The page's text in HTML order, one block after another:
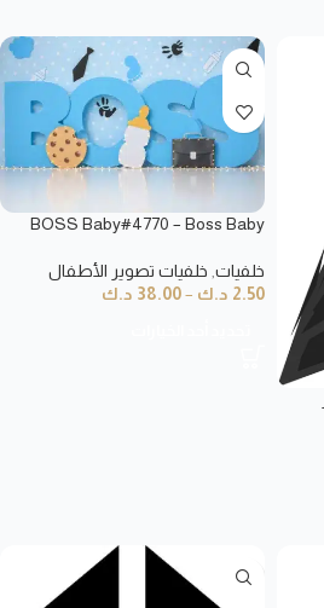
BOSS Baby#4770 – Boss Baby
خلفيات, خلفيات تصوير الأطفال
2.50 د.ك –
38.00 د.ك